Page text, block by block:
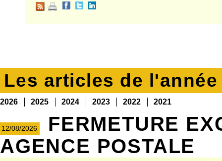
Les articles de
2026 2025 2024 2023 2022 2021
12/08/2026
FERMETURE
AGENCE POSTALE